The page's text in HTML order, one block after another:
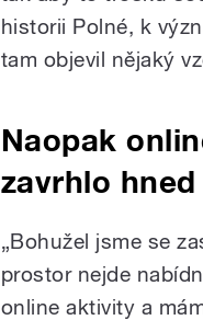
historii Polné, k
tam objevil nějaký
Naopak
zavrhlo
„Bohužel jsme se
prostor nejde
online aktivity a